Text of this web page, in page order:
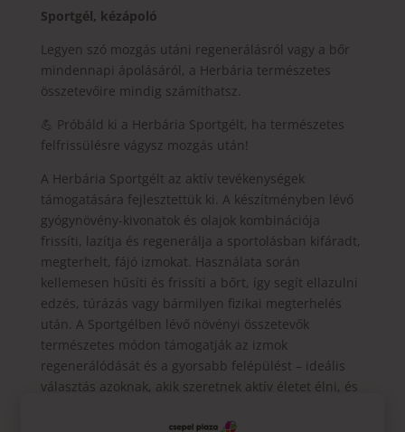
Sportgél, kézápoló
Legyen szó mozgás utáni regenerálásról vagy a bőr
mindennapi ápolásáról, a Herbária természetes
összetevőire mindig számíthatsz.
💪 Próbáld ki a Herbária Sportgélt, ha természetes
felfrissülésre vágysz mozgás után!
A Herbária Sportgélt az aktív tevékenységek
támogatására fejlesztettük ki. A készítményben lévő
gyógynövény-kivonatok és olajok kombinációja
frissíti, lazítja és regenerálja a sportolásban kifáradt,
megterhelt, fájó izmokat. Használata során
kellemesen hűsíti és frissíti a bőrt, így segít ellazulni
edzés, túrázás vagy bármilyen fizikai megterhelés
után. A Sportgélben lévő növényi összetevők
természetes módon támogatják az izmok
regenerálódását és a gyorsabb felépülést – ideális
választás azoknak, akik szeretnek aktív életet élni, és